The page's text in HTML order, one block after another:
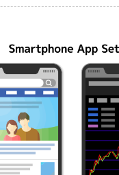
モンスト攻
ク10選